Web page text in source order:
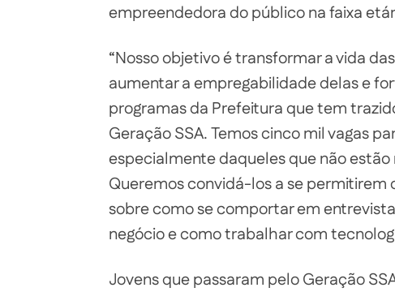
empreendedora do público na faixa
“Nosso objetivo é transformar a vida
aumentar a empregabilidade delas e
programas da Prefeitura que tem
Geração SSA. Temos cinco mil vagas
especialmente daqueles que não
Queremos convidá-los a se
sobre como se comportar em
negócio e como trabalhar com
Jovens que passaram pelo Geração